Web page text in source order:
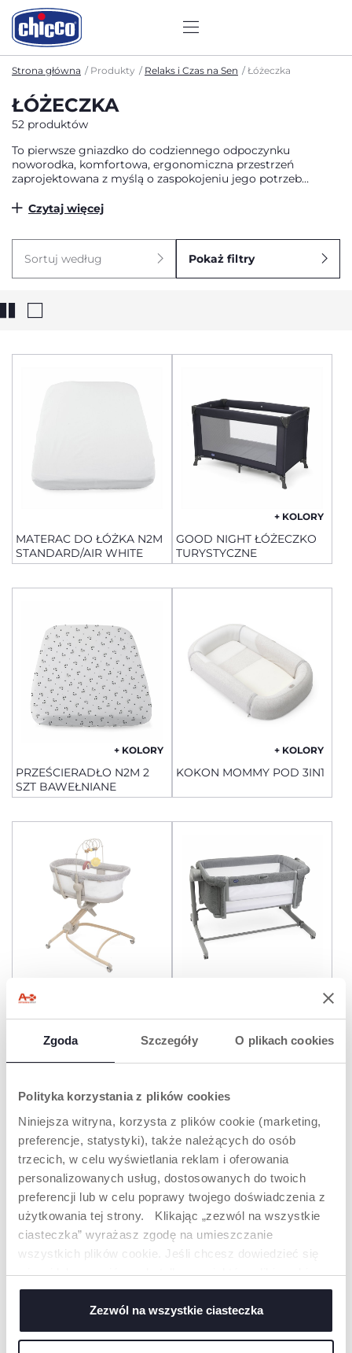
Zgoda Szczegóły O plikach cookies
Polityka korzystania z plików cookies
Niniejsza witryna, korzysta z plików cookie (marketing,
preferencje, statystyki), także należących do osób
trzecich, w celu wyświetlania reklam i oferowania
personalizowanych usług, dostosowanych do twoich
preferencji lub w celu poprawy twojego doświadczenia z
użytkowania tej strony. Klikając „zezwól na wszystkie
ciasteczka” wyrażasz zgodę na umieszczanie
wszystkich plików cookie. Jeśli chcesz dowiedzieć się
więcej lub wyrazić zgodę tylko na niektóre pliki cookie,
kliknij „Ustawienia”. Zamykając ten baner, wyrażasz
zgodę na używanie wyłącznie technicznych plików
cookie, które są niezbędne dla żądanej usługi.
Zezwól na wszystkie ciasteczka
Strona główna Produkty Relaks i Czas na Sen Łóżeczka
ŁÓŻECZKA
52 produktów
To pierwsze gniazdko do codziennego odpoczynku
noworodka, komfortowa, ergonomiczna przestrzeń
zaprojektowana z myślą o zaspokojeniu jego potrzeb
Czytaj więcej
Sortuj według Pokaż filtry
MATERAC DO ŁÓŻKA N2M
STANDARD/AIR WHITE
+ KOLORY
GOOD NIGHT ŁÓŻECZKO
TURYSTYCZNE
+ KOLORY
PRZEŚCIERADŁO N2M 2
SZT BAWEŁNIANE
+ KOLORY
KOKON MOMMY POD 3IN1
BABY HUG ARMONIA
EVO ŁÓŻECZKO
DOSTAWNE
+ KOLORY
N2M PRZEŚCIERADŁO 2
SZT BAWEŁNIANE
+ KOLORY
CHICCO NEXT2ME
ARMONIA ŁÓŻECZKO